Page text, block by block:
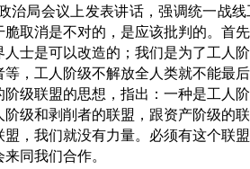
治局会议上发表讲话，强调统一战
取消是不对的，是应该批判的。首
士是可以改造的；我们是为了工人
，工人阶级不解放全人类就不能最
级联盟的思想，指出：一种是工人
级和剥削者的联盟，跟资产阶级的
，我们就没有力量。必须有这个联
同我们合作。